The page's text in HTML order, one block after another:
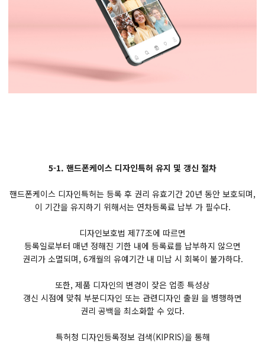
5-1. 핸드폰케이스 디자인특허 유지 및 갱신 절차
핸드폰케이스 디자인특허는 등록 후 권리 유효기간 20년 동안 보호되며,
이 기간을 유지하기 위해서는 연차등록료 납부 가 필수다.
디자인보호법 제77조에 따르면
등록일로부터 매년 정해진 기한 내에 등록료를 납부하지 않으면
권리가 소멸되며, 6개월의 유예기간 내 미납 시 회복이 불가하다.
또한, 제품 디자인의 변경이 잦은 업종 특성상
갱신 시점에 맞춰 부분디자인 또는 관련디자인 출원 을 병행하면
권리 공백을 최소화할 수 있다.
특허청 디자인등록정보 검색(KIPRIS)을 통해